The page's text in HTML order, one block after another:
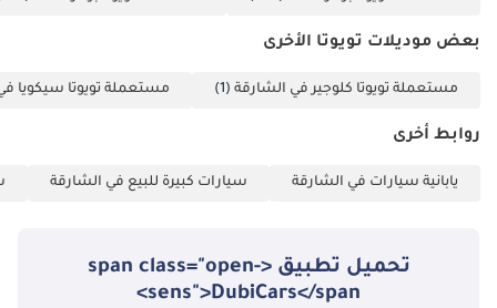
بعض موديلات تويوتا الأخرى
مستعملة تويوتا كلوجير في الشارقة (1) مستعملة تويوتا سيكويا
روابط أخرى
يابانية سيارات في الشارقة سيارات كبيرة للبيع في الشارقة
تحميل تطبيق <span class="open-
sens">DubiCars</span>